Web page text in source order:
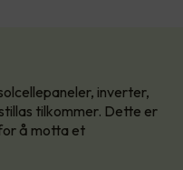
inverter,
tilkommer. Dette er
å motta et